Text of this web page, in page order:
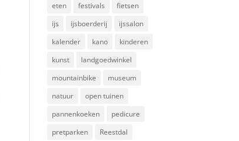
eten
festivals
fietsen
ijs
ijsboerderij
ijssalon
kalender
kano
kinderen
kunst
landgoedwinkel
mountainbike
museum
natuur
open tuinen
pannenkoeken
pedicure
pretparken
Reestdal